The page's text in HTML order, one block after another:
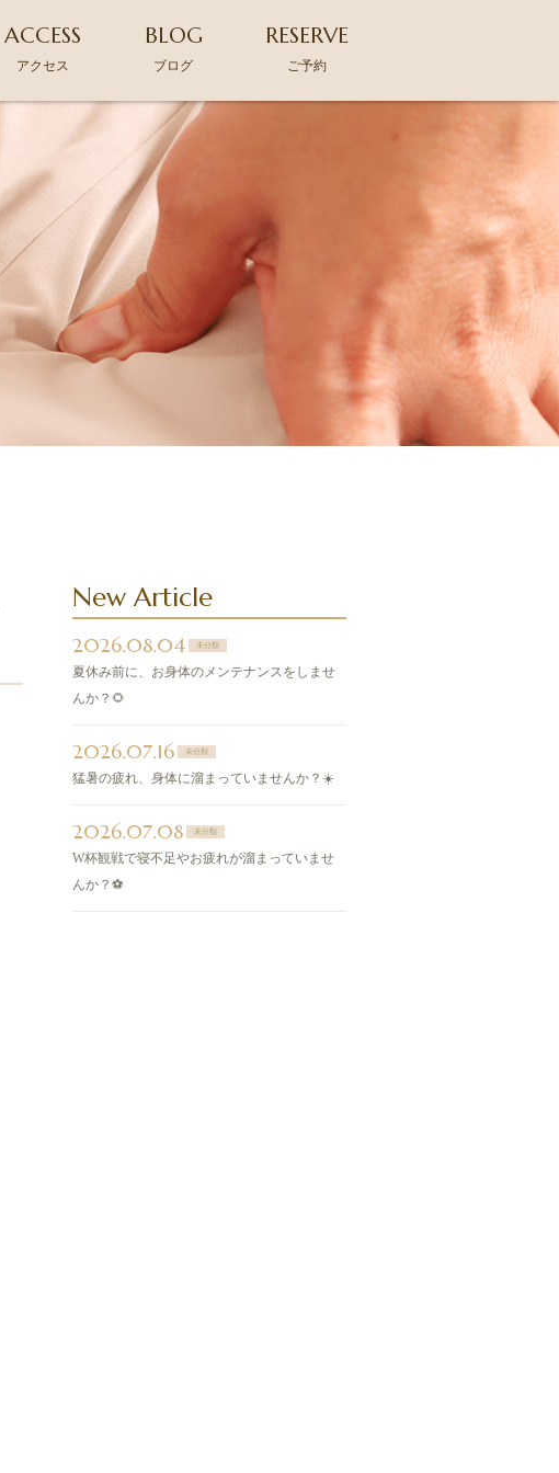
ACCESS
アクセス
BLOG
ブログ
RESERVE
ご予約
New Article
2026.08.04 未分類
夏休み前に、お身体のメンテナンスをしませ
んか？🌻
2026.07.16 未分類
猛暑の疲れ、身体に溜まっていませんか？☀️
2026.07.08 未分類
W杯観戦で寝不足やお疲れが溜まっていませ
んか？⚽